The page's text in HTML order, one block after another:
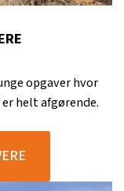
opgaver hvor
helt afgørende.